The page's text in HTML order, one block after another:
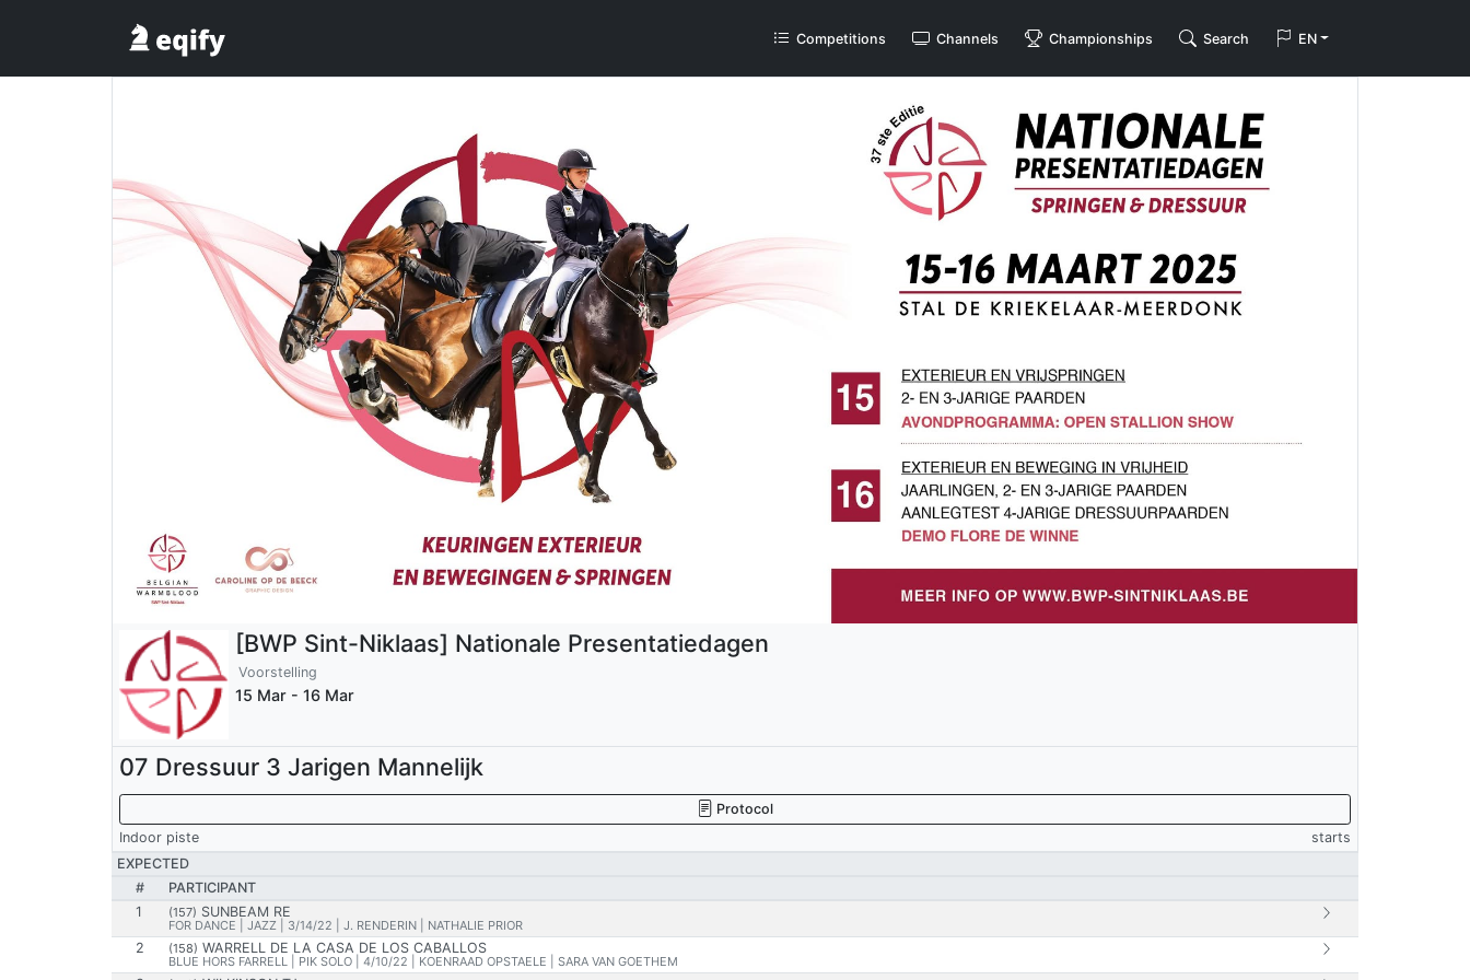
Competitions Channels Championships Search EN
[BWP Sint-Niklaas] Nationale Presentatiedagen
Voorstelling
15 Mar - 16 Mar
07 Dressuur 3 Jarigen Mannelijk
Protocol
Indoor piste
starts
EXPECTED
#
PARTICIPANT
1
(157) SUNBEAM RE
FOR DANCE | JAZZ | 3/14/22 | J. RENDERIN | NATHALIE PRIOR
2 (158) WARRELL DE LA CASA DE LOS CABALLOS
BLUE HORS FARRELL | PIK SOLO | 4/10/22 | KOENRAAD OPSTAELE | SARA VAN GOETHEM